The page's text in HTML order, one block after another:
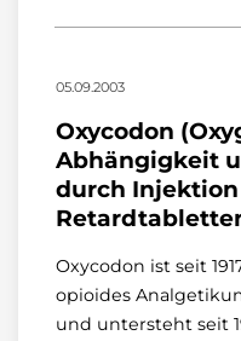
05.09.2003
Oxycodon
Abhängigkeit
durch
Oxycodon ist seit
opioides
und untersteht seit